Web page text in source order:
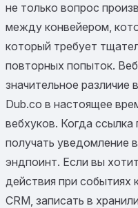
не только вопрос
между конвейером,
который требует
повторных попыток.
значительное различие
Dub.co в настоящее
вебхуков. Когда ссылка
получать уведомление
эндпоинт. Если вы
действия при событиях
CRM, записать в